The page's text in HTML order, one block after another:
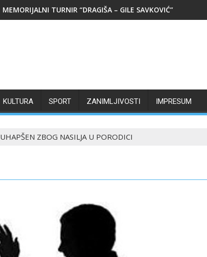
MEMORIJALNI TURNIR “DRAGIŠA – GILE SAVKOVIĆ”
KULTURA SPORT ZANIMLJIVOSTI IMPRESUM
UHAPŠEN ZBOG NASILJA U PORODICI